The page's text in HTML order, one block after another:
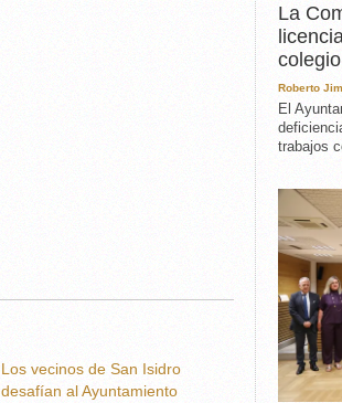
Los vecinos de San Isidro
desafían al Ayuntamiento
La
Roberto
El
trabajos